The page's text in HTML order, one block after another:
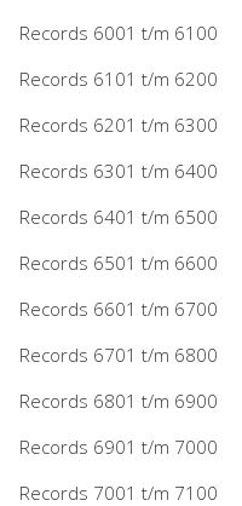
Records 6001 t/m 6100
Records 6101 t/m 6200
Records 6201 t/m 6300
Records 6301 t/m 6400
Records 6401 t/m 6500
Records 6501 t/m 6600
Records 6601 t/m 6700
Records 6701 t/m 6800
Records 6801 t/m 6900
Records 6901 t/m 7000
Records 7001 t/m 7100